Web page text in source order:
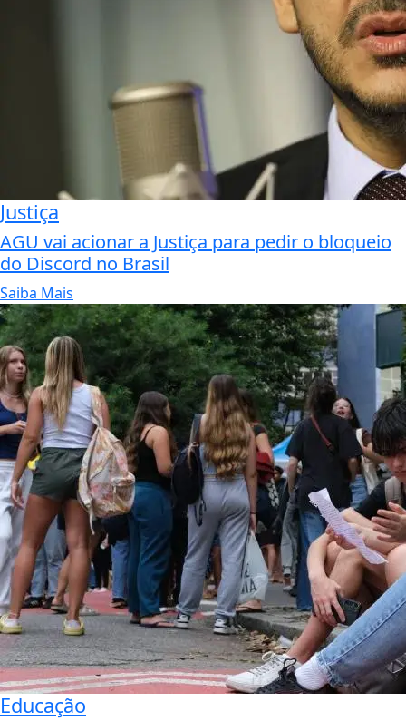
Justiça
AGU vai acionar a Justiça para pedir o bloqueio
do Discord no Brasil
Saiba Mais
Educação